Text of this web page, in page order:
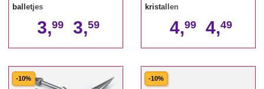
balletjes
3,99 3,59
kristallen
4,99 4,49
-10% -10%